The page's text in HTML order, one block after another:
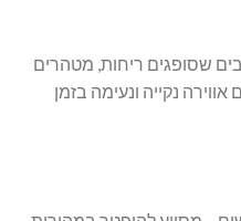
שסופגים ריחות, מטהרים
נקייה ונעימה בזמן